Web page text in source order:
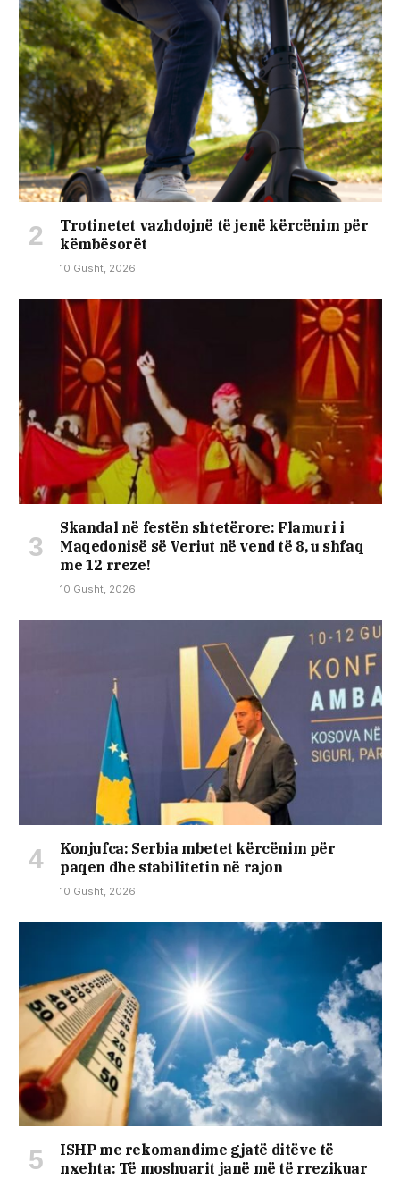
Trotinetet vazhdojnë të jenë kërcënim për
këmbësorët
10 Gusht, 2026
Skandal në festën shtetërore: Flamuri i
Maqedonisë së Veriut në vend të 8, u shfaq
me 12 rreze!
10 Gusht, 2026
Konjufca: Serbia mbetet kërcënim për
paqen dhe stabilitetin në rajon
10 Gusht, 2026
ISHP me rekomandime gjatë ditëve të
nxehta: Të moshuarit janë më të rrezikuar